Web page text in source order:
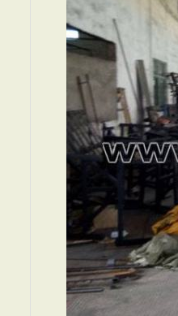
东莞饭堂餐桌厂家,JXA